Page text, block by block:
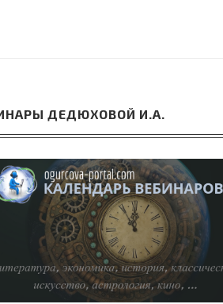
ДЕДЮХОВОЙ И.А.